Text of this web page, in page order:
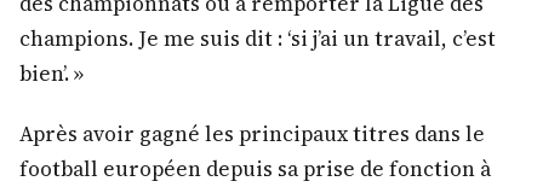
champions. Je me suis dit : ‘si j’ai un travail, c’est
bien’. »
Après avoir gagné les principaux titres dans le
football européen depuis sa prise de fonction à